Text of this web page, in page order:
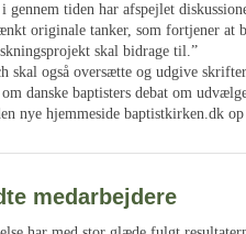
gennem tiden har afspejlet
originale tanker, som fortjener
skal bidrage til.”
skal også oversætte og udgive
danske baptisters debat om
nye hjemmeside baptistkirken.dk
medarbejdere